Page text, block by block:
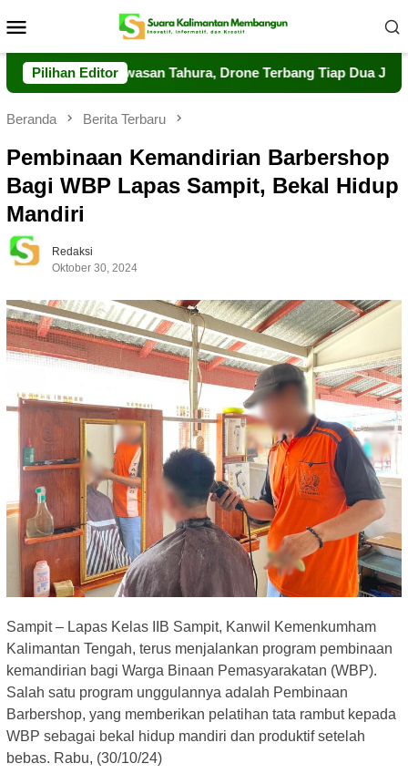
ke
Mobile
Pilihan Editor
Pengawasan Tahura, Drone Terbang Tiap Dua Jam
Beranda Berita Terbaru
Pembinaan Kemandirian Barbershop
Bagi WBP Lapas Sampit, Bekal Hidup
Mandiri
Redaksi
Oktober 30, 2024
Sampit – Lapas Kelas IIB Sampit, Kanwil Kemenkumham
Kalimantan Tengah, terus menjalankan program pembinaan
kemandirian bagi Warga Binaan Pemasyarakatan (WBP).
Salah satu program unggulannya adalah Pembinaan
Barbershop, yang memberikan pelatihan tata rambut kepada
WBP sebagai bekal hidup mandiri dan produktif setelah
bebas. Rabu, (30/10/24)